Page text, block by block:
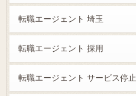
転職エージェント 埼玉
転職エージェント 採用
転職エージェント サービス停止